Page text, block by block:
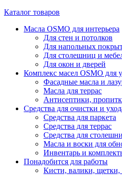
Каталог товаров
Масла OSMO для интерьера
Для стен и потолков
Для напольных
Для столешниц и
Для окон и дверей
Комплекс масел OSMO для
Фасадные масла и
Масла для террас
Антисептики,
Средства для очистки и
Средства для паркета
Средства для террас
Средства для
Масла и воски для
Инвентарь и
Понадобится для работы
Кисти, валики,